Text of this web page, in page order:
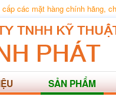
các mặt hàng chính hãng,
SẢN PHẨM